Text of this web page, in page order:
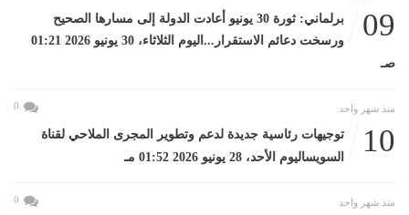
09
برلماني: ثورة 30 يونيو أعادت الدولة إلى مسارها الصحيح
ورسخت دعائم الاستقرار...اليوم الثلاثاء، 30 يونيو 2026 01:21
صـ
منذ شهر واحد 0
10
توجيهات رئاسية جديدة لدعم وتطوير المجرى الملاحي لقناة
السويساليوم الأحد، 28 يونيو 2026 01:52 مـ
منذ شهر واحد 0